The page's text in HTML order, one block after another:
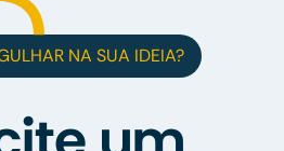
NA SUA IDEIA?